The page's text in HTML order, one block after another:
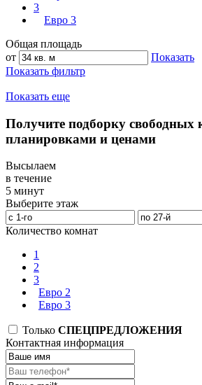
3
Евро 3
Общая площадь
от
Показать
Показать фильтр
Показать еще
Получите подборку свободных
планировками и ценами
Высылаем
в течение
5 минут
Выберите этаж
Количество комнат
1
2
3
Евро 2
Евро 3
Только СПЕЦПРЕДЛОЖЕНИЯ
Контактная информация